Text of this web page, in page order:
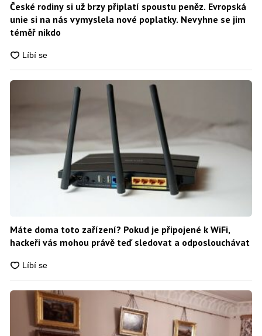
České rodiny si už brzy připlatí spoustu peněz. Evropská
unie si na nás vymyslela nové poplatky. Nevyhne se jim
téměř nikdo
Máte doma toto zařízení? Pokud je připojené k WiFi,
hackeři vás mohou právě teď sledovat a odposlouchávat